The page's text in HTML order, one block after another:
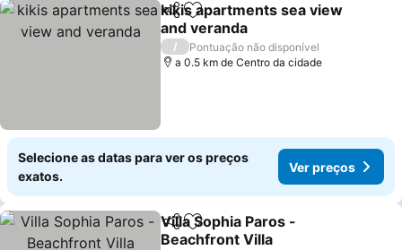
PartilharAdicionar aos favoritos
kikis apartments sea view
and veranda
/
Pontuação não disponível
a 0.5 km de Centro da cidade
Selecione as datas para ver os preços
exatos.
Ver preços
PartilharAdicionar aos favoritos
Villa Sophia Paros -
Beachfront Villa